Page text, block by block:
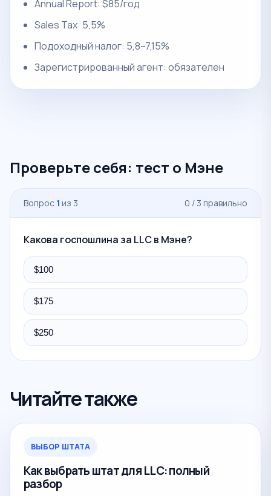
Annual Report: $85/год
Sales Tax: 5,5%
Подоходный налог: 5,8–7,15%
Зарегистрированный агент: обязателен
Проверьте себя: тест о Мэне
Вопрос 1 из 3 0 / 3 правильно
Какова госпошлина за LLC в Мэне?
$100
$175
$250
Читайте также
ВЫБОР ШТАТА
Как выбрать штат для LLC: полный
разбор